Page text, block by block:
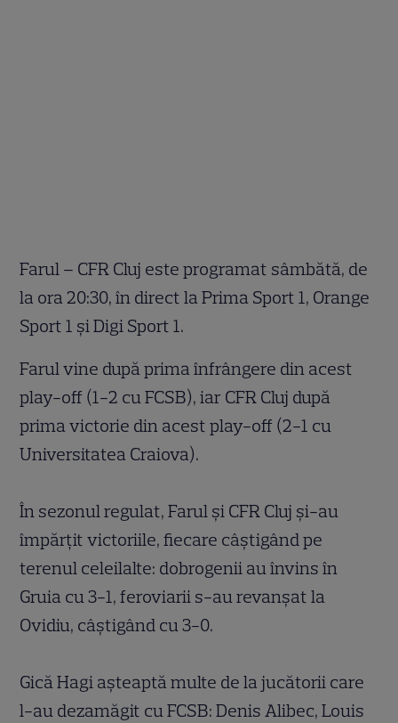
Farul – CFR Cluj este programat sâmbătă, de
la ora 20:30, în direct la Prima Sport 1, Orange
Sport 1 și Digi Sport 1.
Farul vine după prima înfrângere din acest
play-off (1-2 cu FCSB), iar CFR Cluj după
prima victorie din acest play-off (2-1 cu
Universitatea Craiova).
În sezonul regulat, Farul și CFR Cluj și-au
împărțit victoriile, fiecare câștigând pe
terenul celeilalte: dobrogenii au învins în
Gruia cu 3-1, feroviarii s-au revanșat la
Ovidiu, câștigând cu 3-0.
Gică Hagi așteaptă multe de la jucătorii care
l-au dezamăgit cu FCSB: Denis Alibec, Louis